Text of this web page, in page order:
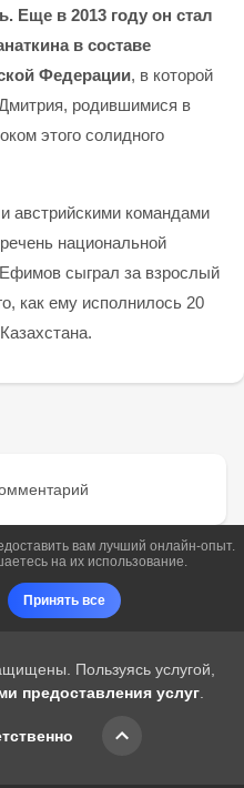
Еще в 2013 году он стал
в составе
Федерации, в которой
родившимися в
этого солидного
австрийскими командами
национальной
сыграл за взрослый
как ему исполнилось 20
вам лучший онлайн-опыт.
на их использование.
Принять все
Пользуясь услугой,
предоставления услуг